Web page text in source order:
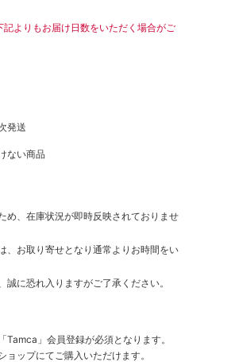
よりもお届け日数をいただく場合がご
発送
ない商品
め、在庫状況が即時反映されておりませ
、お取り寄せとなり通常よりお時間をい
に恐れ入りますがご了承ください。
」会員登録が必須となります。
ョップにてご購⼊いただけます。